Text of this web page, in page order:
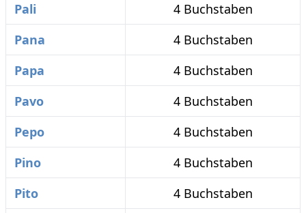
Pali
4 Buchstaben
Pana
4 Buchstaben
Papa
4 Buchstaben
Pavo
4 Buchstaben
Pepo
4 Buchstaben
Pino
4 Buchstaben
Pito
4 Buchstaben